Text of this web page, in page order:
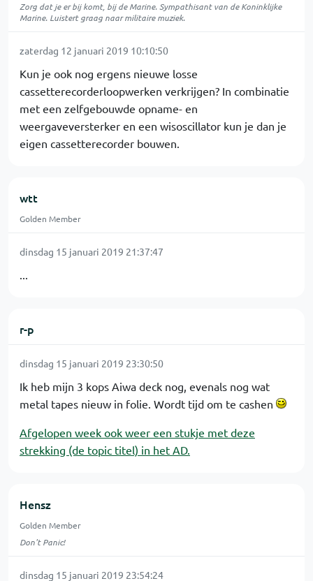
Zorg dat je er bij komt, bij de Marine. Sympathisant van de Koninklijke
Marine. Luistert graag naar militaire muziek.
zaterdag 12 januari 2019 10:10:50
Kun je ook nog ergens nieuwe losse
cassetterecorderloopwerken verkrijgen? In combinatie
met een zelfgebouwde opname- en
weergaveversterker en een wisoscillator kun je dan je
eigen cassetterecorder bouwen.
wtt
Golden Member
dinsdag 15 januari 2019 21:37:47
...
r-p
dinsdag 15 januari 2019 23:30:50
Ik heb mijn 3 kops Aiwa deck nog, evenals nog wat
metal tapes nieuw in folie. Wordt tijd om te cashen
Afgelopen week ook weer een stukje met deze
strekking (de topic titel) in het AD.
Hensz
Golden Member
Don't Panic!
dinsdag 15 januari 2019 23:54:24